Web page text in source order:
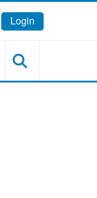
Login